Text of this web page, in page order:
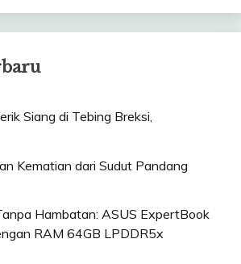
Siang di Tebing Breksi,
Kematian dari Sudut Pandang
Hambatan: ASUS ExpertBook
RAM 64GB LPDDR5x